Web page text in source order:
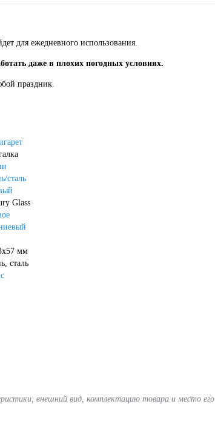
для ежедневного использования.
даже в плохих погодных условиях.
праздник.
сталь
Glass
мм
сталь
внешний вид, комплектацию товара и место его